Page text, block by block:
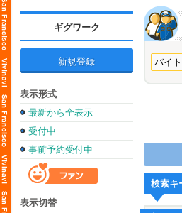
ギグワーク
新規登録
表示形式
最新から全表示
受付中
事前予約受付中
表示切替
検索キ